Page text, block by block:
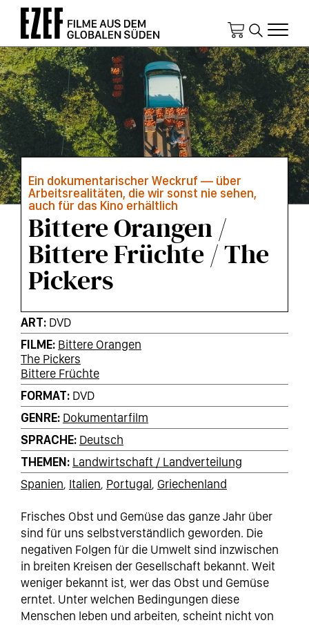
Direkt
Inhalt
Ein dokumentarischer Weckruf — über
Arbeitsrealitäten, die wir sonst nie sehen,
auch für das Kino erhältlich
Bittere Orangen /
Bittere Früchte / The
Pickers
Frisches Obst und Gemüse das ganze Jahr über
sind für uns selbstverständlich geworden. Die
negativen Folgen für die Umwelt sind inzwischen
in breiten Kreisen der Gesellschaft bekannt. Weit
weniger bekannt ist, wer das Obst und Gemüse
erntet. Unter welchen Bedingungen diese
Menschen leben und arbeiten, scheint nicht von
ART DVD
FILME Bittere Orangen
The Pickers
Bittere Früchte
FORMAT DVD
GENRE Dokumentarfilm
SPRACHE Deutsch
THEMEN Landwirtschaft / Landverteilung
Spanien Italien Portugal Griechenland